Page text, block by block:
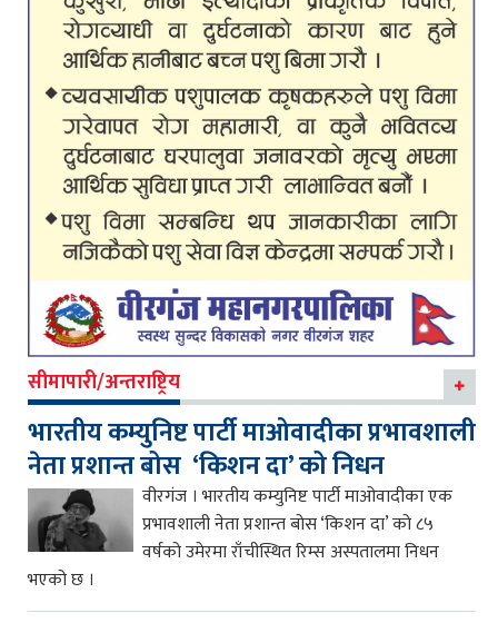
सीमापारी/अन्तराष्ट्रिय
भारतीय कम्युनिष्ट पार्टी माओवादीका प्रभावशाली
नेता प्रशान्त बोस ‘किशन दा’ को निधन
वीरगंज । भारतीय कम्युनिष्ट पार्टी माओवादीका एक
प्रभावशाली नेता प्रशान्त बोस ‘किशन दा’ को ८५
वर्षको उमेरमा राँचीस्थित रिम्स अस्पतालमा निधन
भएको छ ।